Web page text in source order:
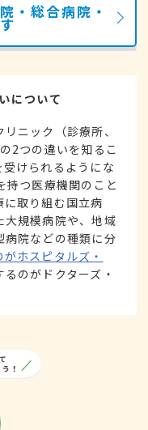
・総合病院・
について
ニック（診療所、
2つの違いを知るこ
けられるようにな
持つ医療機関のこと
取り組む国立病
大規模病院や、地域
病院などの種類に分
がホスピタルズ・
のがドクターズ・